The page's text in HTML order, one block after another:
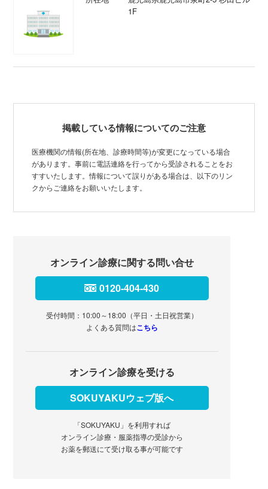
1F
掲載している情報についてのご注意
医療機関の情報(所在地、診療時間等)が変更になっている場合
があります。事前に電話連絡を行ってから受診されることをお
すすいたします。情報について誤りがある場合は、以下のリン
クからご連絡をお願いいたします。
オンライン診療に関する問い合せ
0120-404-430
受付時間：10:00～18:00（平日・土日祝営業）
よくある質問はこちら
オンライン診療を受ける
SOKUYAKUウェブ版へ
「SOKUYAKU」を利用すれば
オンライン診療・服薬指導の受診から
お薬を郵送にて受け取る事が可能です